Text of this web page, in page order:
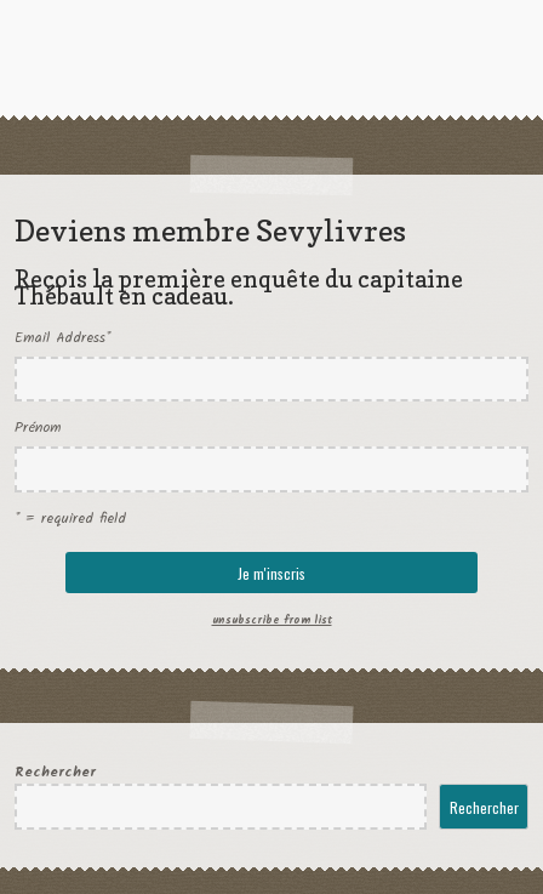
Deviens membre Sevylivres
Reçois la première enquête du capitaine
Thébault en cadeau.
Email Address*
Prénom
* = required field
unsubscribe from list
Rechercher
Rechercher